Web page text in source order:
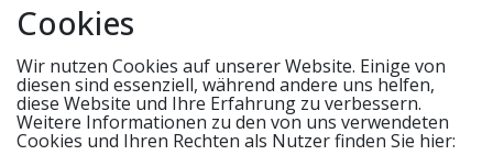
UNSERE ANGEBOTE
Cookies
Wir nutzen Cookies auf unserer Website. Einige von
diesen sind essenziell, während andere uns helfen,
diese Website und Ihre Erfahrung zu verbessern.
Weitere Informationen zu den von uns verwendeten
Cookies und Ihren Rechten als Nutzer finden Sie hier: